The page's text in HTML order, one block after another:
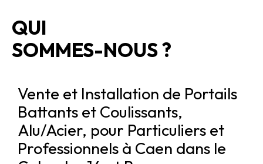
QUI
SOMMES-NOUS ?
Vente et Installation de Portails
Battants et Coulissants,
Alu/Acier, pour Particuliers et
Professionnels à Caen dans le